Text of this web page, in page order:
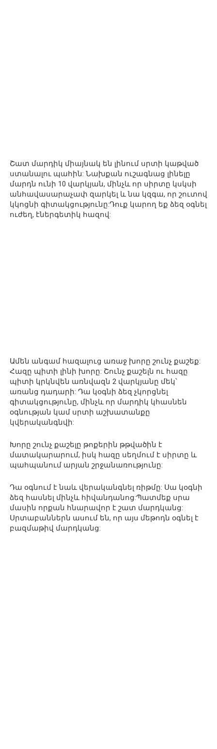
Շատ մարդիկ միայնակ են լինում սրտի կաթված
ստանալու պահին: Նախքան ուշագնաց լինելը
մարդն ունի 10 վարկյան, մինչև որ սիրտը կսկսի
անհավասարաչափ զարկել և նա կզգա, որ շուտով
կկոցնի գիտակցությունը:Դուք կարող եք ձեզ օգնել
ուժեղ, էներգետիկ հազով:
Ամեն անգամ հազալուց առաջ խորը շունչ քաշեք:
Հազը պիտի լինի խորը: Շունչ քաշելն ու հազը
պիտի կրկնվեն առնվազն 2 վարկյանը մեկ՝
առանց դադարի: Դա կօգնի ձեզ չկորցնել
գիտակցությունը, մինչև որ մարդիկ կհասնեն
օգնության կամ սրտի աշխատանքը
կվերականգնվի:
Խորը շունչ քաշելը թոքերին թթվածին է
մատակարարում, իսկ հազը սեղմում է սիրտը և
պահպանում արյան շրջանառությունը:
Դա օգնում է նաև վերականգնել ռիթմը: Սա կօգնի
ձեզ հասնել մինչև հիվանդանոց:Պատմեք սրա
մասին որքան հնարավոր է շատ մարդկանց:
Սրտաբաններն ասում են, որ այս մեթոդն օգնել է
բազմաթիվ մարդկանց: